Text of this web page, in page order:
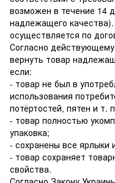
возможен в течение 14
надлежащего
осуществляется по
Согласно
вернуть товар
если:
- товар не был в
использования
потёртостей, пятен и т.
- товар полностью
упаковка;
- сохранены все ярлыки
- товар сохраняет
свойства.